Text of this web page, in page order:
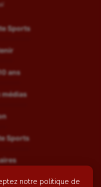
notre politique de
Sports
ans
médias
Sports